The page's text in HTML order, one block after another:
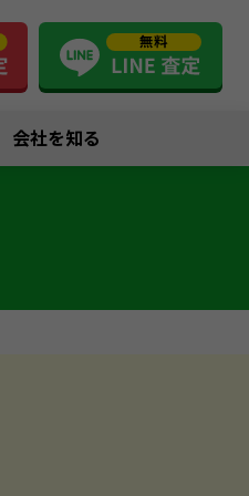
会社を知る